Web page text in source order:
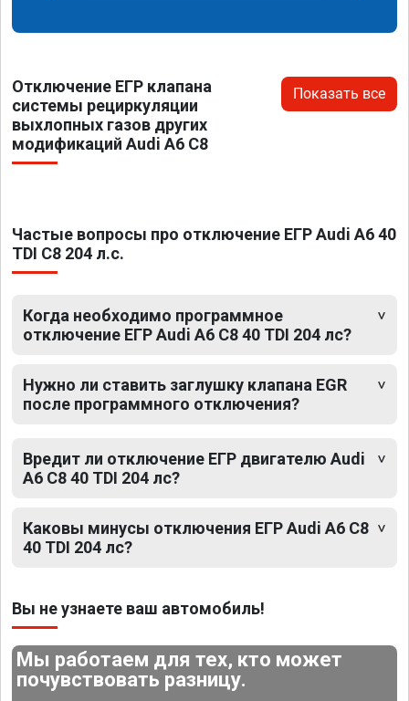
Отключение ЕГР клапана
системы рециркуляции
выхлопных газов других
модификаций Audi A6 C8
Показать все
Частые вопросы про отключение ЕГР Audi A6 40
TDI C8 204 л.с.
Когда необходимо программное
отключение ЕГР Audi A6 C8 40 TDI 204 лс?
Нужно ли ставить заглушку клапана EGR
после программного отключения?
Вредит ли отключение ЕГР двигателю Audi
A6 C8 40 TDI 204 лс?
Каковы минусы отключения ЕГР Audi A6 C8
40 TDI 204 лс?
Вы не узнаете ваш автомобиль!
Мы работаем для тех, кто может
почувствовать разницу.